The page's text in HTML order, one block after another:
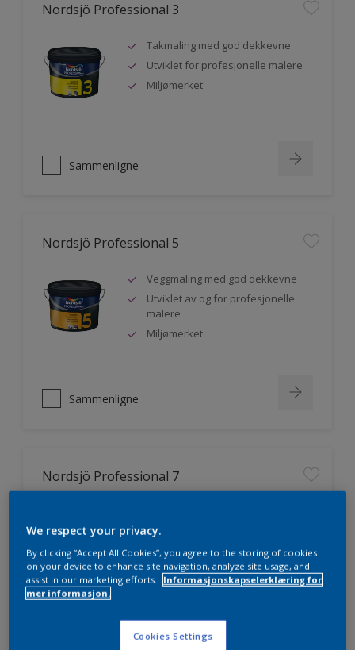
Nordsjö Professional 3
Takmaling med god dekkevne
Utviklet for profesjonelle malere
Miljømerket
Sammenligne
Nordsjö Professional 5
Veggmaling med god dekkevne
Utviklet av og for profesjonelle
malere
Miljømerket
Sammenligne
Nordsjö Professional 7
Lett å påføre og fordele
Jevnere og finere finish, også i
mørke farger
Sammenligne
We respect your privacy.
By clicking “Accept All Cookies”, you agree to the storing of cookies
on your device to enhance site navigation, analyze site usage, and
assist in our marketing efforts.
Informasjonskapselerklæring for
mer informasjon.
Cookies Settings